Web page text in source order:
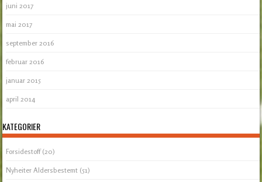
juni 2017
mai 2017
september 2016
februar 2016
januar 2015
april 2014
KATEGORIER
Forsidestoff(20)
Nyheiter Aldersbestemt (51)